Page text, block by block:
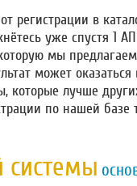
регистрации в
уже спустя 1
мы
может
которые лучше
по нашей базе